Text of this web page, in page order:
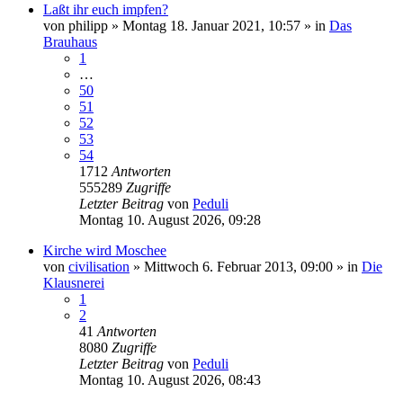
Laßt ihr euch impfen?
von philipp » Montag 18. Januar 2021, 10:57 » in Das
Brauhaus
1
…
50
51
52
53
54
1712 Antworten
555289 Zugriffe
Letzter Beitrag von Peduli
Montag 10. August 2026, 09:28
Kirche wird Moschee
von civilisation » Mittwoch 6. Februar 2013, 09:00 » in Die
Klausnerei
1
2
41 Antworten
8080 Zugriffe
Letzter Beitrag von Peduli
Montag 10. August 2026, 08:43